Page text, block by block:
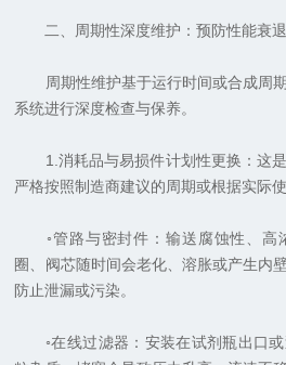
二、周期性深度维护：预防性能衰
周期性维护基于运行时间或合成周
系统进行深度检查与保养。
1.消耗品与易损件计划性更换：这是
严格按照制造商建议的周期或根据实际
◦管路与密封件：输送腐蚀性、高
圈、阀芯随时间会老化、溶胀或产生内
防止泄漏或污染。
◦在线过滤器：安装在试剂瓶出口或